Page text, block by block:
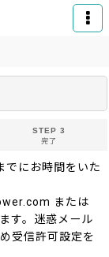
STEP 3
完了
でにお時間をいた
または
す。迷惑メール
受信許可設定を